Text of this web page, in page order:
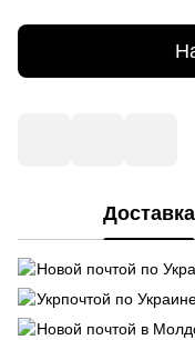
Доставка
Новой почтой по
Укрпочтой по
Новой почтой в